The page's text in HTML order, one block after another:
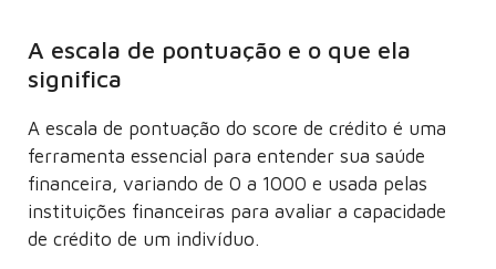
A escala de pontuação e o que ela
significa
A escala de pontuação do score de crédito é uma
ferramenta essencial para entender sua saúde
financeira, variando de 0 a 1000 e usada pelas
instituições financeiras para avaliar a capacidade
de crédito de um indivíduo.